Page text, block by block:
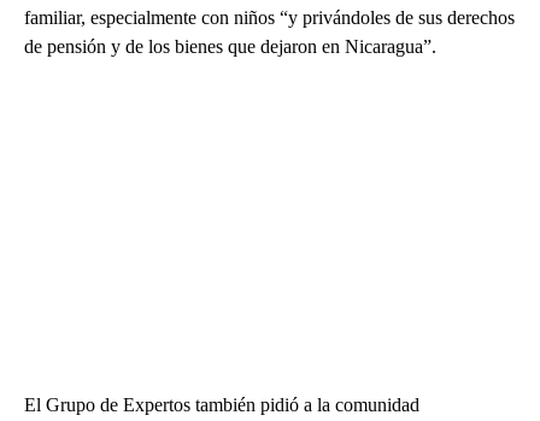
familiar, especialmente con niños “y privándoles de sus derechos
de pensión y de los bienes que dejaron en Nicaragua”.
El Grupo de Expertos también pidió a la comunidad